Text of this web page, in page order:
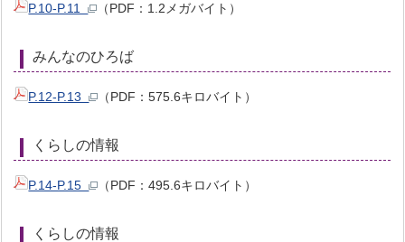
P.10-P.11 （PDF：1.2メガバイト）
みんなのひろば
P.12-P.13 （PDF：575.6キロバイト）
くらしの情報
P.14-P.15 （PDF：495.6キロバイト）
くらしの情報